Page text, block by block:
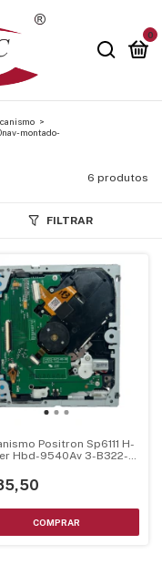
0
>
montado-
6 produtos
FILTRAR
Positron Sp6111 H-
Hbd-9540Av 3-B322-
Optica